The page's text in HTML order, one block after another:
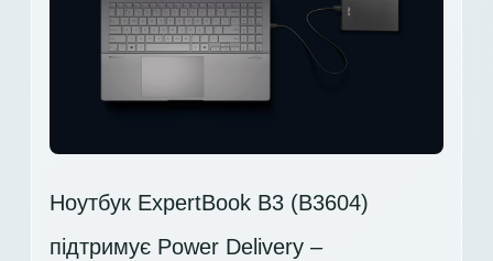
Ноутбук ExpertBook B3 (B3604)
підтримує Power Delivery –